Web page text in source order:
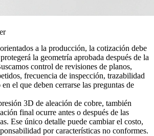
a la producción, la cotización debe
la geometría aprobada después de la
control de revisiones de planos,
frecuencia de inspección, trazabilidad
el que deben cerrarse las preguntas de
3D de aleación de cobre, también
final ocurre antes o después de las
Ese único detalle puede cambiar el costo,
por características no conformes.